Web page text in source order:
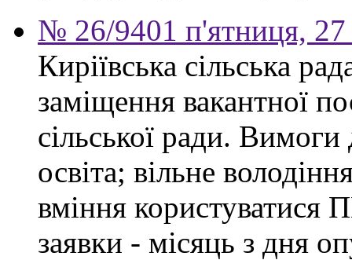
№ 26/9401 п'ятниця, 27
Киріївська сільська
заміщення вакантної
сільської ради.
освіта; вільне
вміння користуватися
заявки - місяць з дня